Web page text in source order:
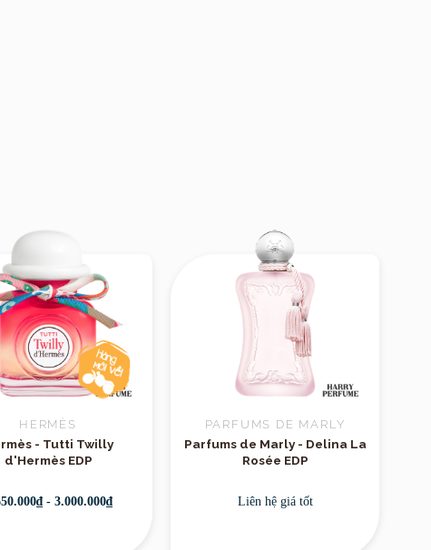
động, nhẹ nhàng
– thanh lịch – tối
làm, đi học, hoặc
hợp cho những
HERMÈS
- Tutti Twilly
d'Hermès EDP
- 3.000.000₫
PARFUMS DE MARLY
Parfums de Marly - Delina La
Rosée EDP
Liên hệ giá tốt